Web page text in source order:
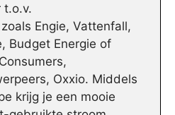
t.o.v.
Engie, Vattenfall,
Budget Energie of
Oxxio. Middels
krijg je een mooie